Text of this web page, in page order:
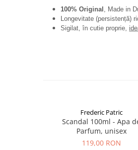
Oferta Saptamanii
Parfumuri Clona Originale
100% Original , Made in
Longevitate (persistență)
Sigilat, în cutie proprie,
Frederic Patric
Scandal 100ml - Apa
Parfum, unisex
119,00 RON